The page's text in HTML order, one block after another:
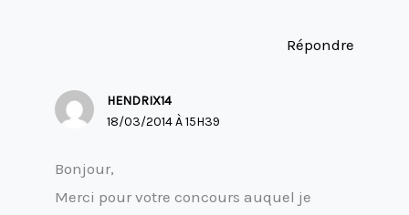
Répondre
HENDRIX14
18/03/2014 À 15H39
Bonjour,
Merci pour votre concours auquel je